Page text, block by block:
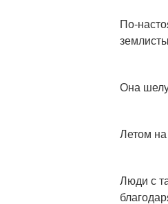
По-
Она
Летом
Люди с